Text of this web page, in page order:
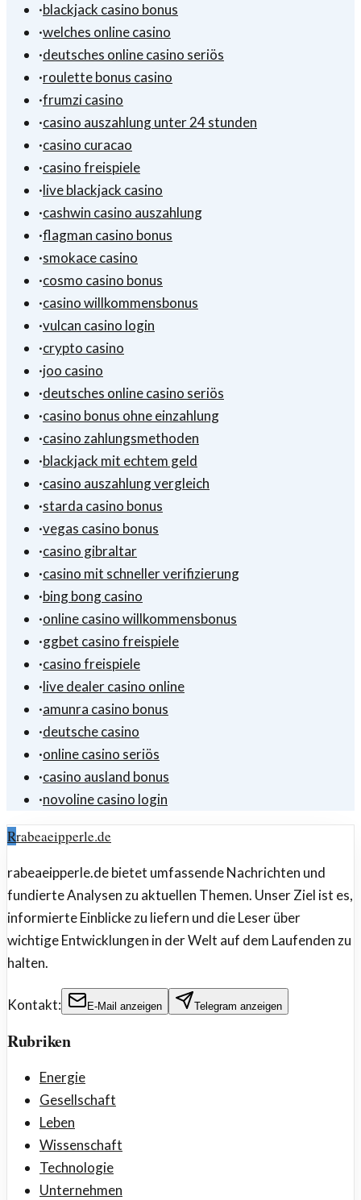
·blackjack casino bonus
·welches online casino
·deutsches online casino seriös
·roulette bonus casino
·frumzi casino
·casino auszahlung unter 24 stunden
·casino curacao
·casino freispiele
·live blackjack casino
·cashwin casino auszahlung
·flagman casino bonus
·smokace casino
·cosmo casino bonus
·casino willkommensbonus
·vulcan casino login
·crypto casino
·joo casino
·deutsches online casino seriös
·casino bonus ohne einzahlung
·casino zahlungsmethoden
·blackjack mit echtem geld
·casino auszahlung vergleich
·starda casino bonus
·vegas casino bonus
·casino gibraltar
·casino mit schneller verifizierung
·bing bong casino
·online casino willkommensbonus
·ggbet casino freispiele
·casino freispiele
·live dealer casino online
·amunra casino bonus
·deutsche casino
·online casino seriös
·casino ausland bonus
·novoline casino login
Rrabeaeipperle.de
rabeaeipperle.de bietet umfassende Nachrichten und
fundierte Analysen zu aktuellen Themen. Unser Ziel ist es,
informierte Einblicke zu liefern und die Leser über
wichtige Entwicklungen in der Welt auf dem Laufenden zu
halten.
Kontakt: E-Mail anzeigen Telegram anzeigen
Rubriken
Energie
Gesellschaft
Leben
Wissenschaft
Technologie
Unternehmen